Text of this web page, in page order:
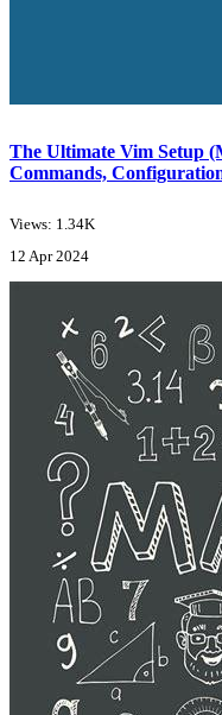
The Ultimate Vim Setup
Commands,
Views: 1.34K
12 Apr 2024